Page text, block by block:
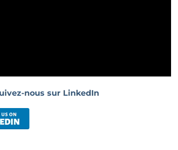
nous sur LinkedIn